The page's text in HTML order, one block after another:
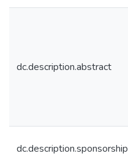
dc.description.abstract
dc.description.sponsorship